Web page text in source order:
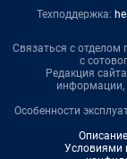
Техподдержка:
Связаться с отделом
с
Редакция
информации,
Особенности
Условиями